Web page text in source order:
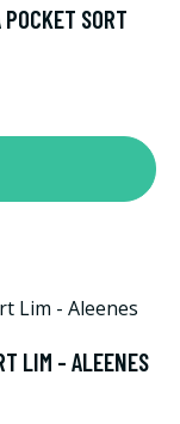
SORT
LIM - ALEENES